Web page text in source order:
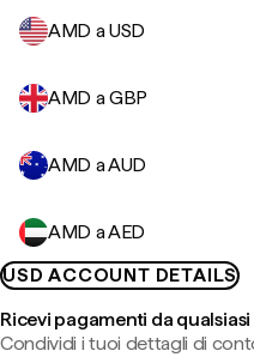
AMD a USD
AMD a GBP
AMD a AUD
AMD a AED
USD ACCOUNT DETAILS
Ricevi pagamenti da
Condividi i tuoi dettagli di